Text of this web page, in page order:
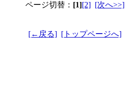
ページ切替： [1][2] [次へ>>]
[←戻る] [トップページへ]